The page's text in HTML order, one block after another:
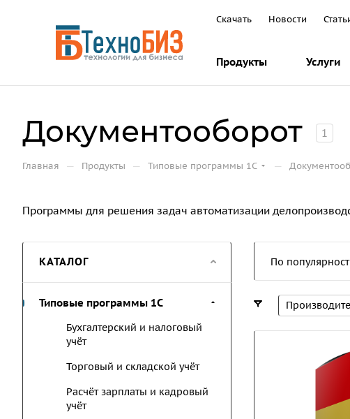
Скачать Новости
Продукты Услуги
Документооборот 1
Главная — Продукты — Типовые программы 1С —
Программы для решения задач автоматизации
По
КАТАЛОГ
Типовые программы 1С
Бухгалтерский и налоговый
учёт
Торговый и складской учёт
Расчёт зарплаты и кадровый
учёт